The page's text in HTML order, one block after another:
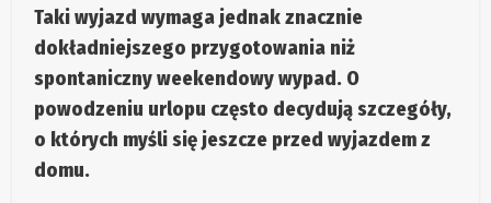
Taki wyjazd wymaga jednak znacznie
dokładniejszego przygotowania niż
spontaniczny weekendowy wypad. O
powodzeniu urlopu często decydują szczegóły,
o których myśli się jeszcze przed wyjazdem z
domu.